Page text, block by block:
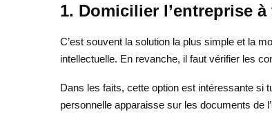
1. Domicilier l’entreprise
C’est souvent la solution la plus simple et la
intellectuelle. En revanche, il faut vérifier les
Dans les faits, cette option est intéressante si
personnelle apparaisse sur les documents de